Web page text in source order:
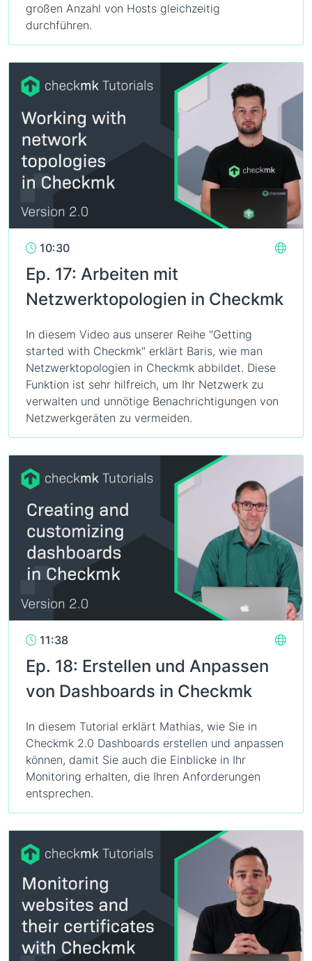
großen Anzahl von Hosts gleichzeitig
durchführen.
10:30
Ep. 17: Arbeiten mit
Netzwerktopologien in Checkmk
In diesem Video aus unserer Reihe "Getting
started with Checkmk" erklärt Baris, wie man
Netzwerktopologien in Checkmk abbildet. Diese
Funktion ist sehr hilfreich, um Ihr Netzwerk zu
verwalten und unnötige Benachrichtigungen von
Netzwerkgeräten zu vermeiden.
11:38
Ep. 18: Erstellen und Anpassen
von Dashboards in Checkmk
In diesem Tutorial erklärt Mathias, wie Sie in
Checkmk 2.0 Dashboards erstellen und anpassen
können, damit Sie auch die Einblicke in Ihr
Monitoring erhalten, die Ihren Anforderungen
entsprechen.